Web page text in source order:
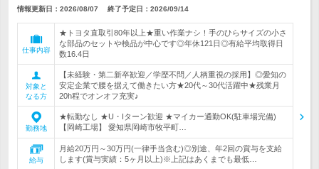
情報更新日：2026/08/07 終了予定日： 2026/09/14
仕事内容
★トヨタ直取引80年以上★重い作業ナシ！手のひらサイズの小さ
な部品のセットや検品が中心です◎年休121日◎有給平均取得日
数16.4日
対象と
なる方
【未経験・第二新卒歓迎／学歴不問／人柄重視の採用】◎愛知の
安定企業で腰を据えて働きたい方★20代～30代活躍中★残業月
20h程でオンオフ充実♪
勤務地
★転勤なし ★U・Iターン歓迎 ★マイカー通勤OK(駐車場完備)
【岡崎工場】 愛知県岡崎市牧平町…
給与
月給20万円～30万円(一律手当含む)◎別途、年2回の賞与を支給
します(賞与実績：5ヶ月以上)※上記はあくまでも最低…